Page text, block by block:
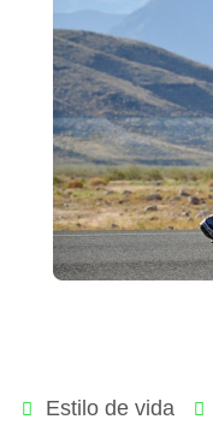
Estilo de vida